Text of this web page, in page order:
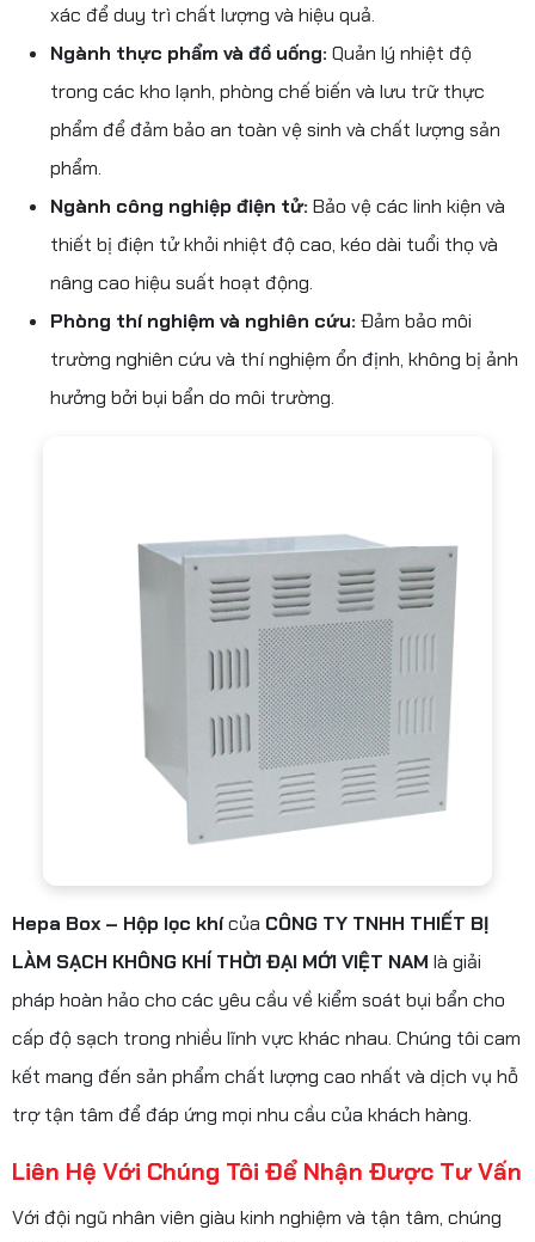
xác để duy trì chất lượng và hiệu quả.
Ngành thực phẩm và đồ uống: Quản lý nhiệt độ
trong các kho lạnh, phòng chế biến và lưu trữ thực
phẩm để đảm bảo an toàn vệ sinh và chất lượng sản
phẩm.
Ngành công nghiệp điện tử: Bảo vệ các linh kiện và
thiết bị điện tử khỏi nhiệt độ cao, kéo dài tuổi thọ và
nâng cao hiệu suất hoạt động.
Phòng thí nghiệm và nghiên cứu: Đảm bảo môi
trường nghiên cứu và thí nghiệm ổn định, không bị ảnh
hưởng bởi bụi bẩn do môi trường.
Hepa Box – Hộp lọc khícủa CÔNG TY TNHH THIẾT BỊ
LÀM SẠCH KHÔNG KHÍ THỜI ĐẠI MỚI VIỆT NAM là giải
pháp hoàn hảo cho các yêu cầu về kiểm soát bụi bẩn cho
cấp độ sạch trong nhiều lĩnh vực khác nhau. Chúng tôi cam
kết mang đến sản phẩm chất lượng cao nhất và dịch vụ hỗ
trợ tận tâm để đáp ứng mọi nhu cầu của khách hàng.
Liên Hệ Với Chúng Tôi Để Nhận Được Tư Vấn
Với đội ngũ nhân viên giàu kinh nghiệm và tận tâm, chúng